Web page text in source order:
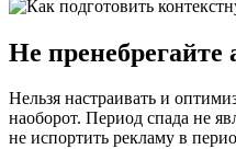
Не пренебрегайте
Нельзя настраивать и
наоборот. Период спада не
не испортить рекламу в